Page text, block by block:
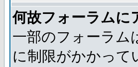
何故フォーラムに
一部のフォーラム
に制限がかかって